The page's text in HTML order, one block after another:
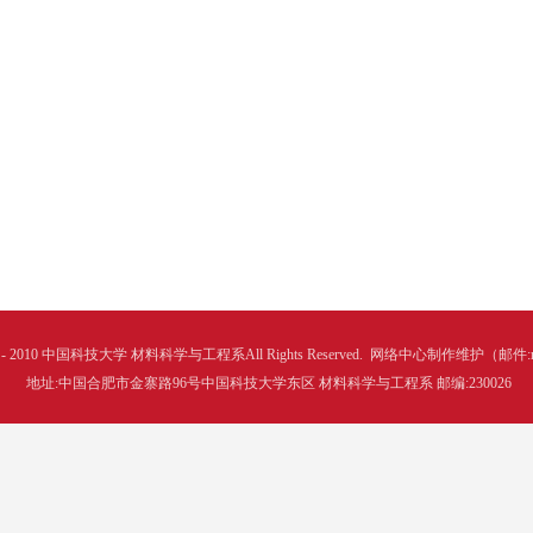
2010 中国科技大学 材料科学与工程系All Rights Reserved.
网络中心制作维护（邮件
地址:中国合肥市金寨路96号中国科技大学东区 材料科学与工程系 邮编:230026